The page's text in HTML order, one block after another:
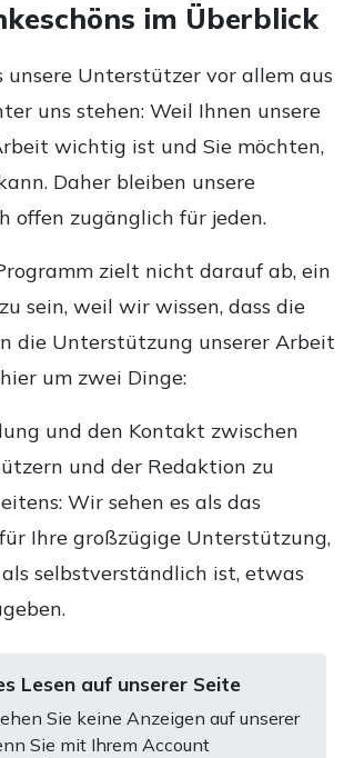
im Überblick
unsere Unterstützer vor allem aus
uns stehen: Weil Ihnen unsere
wichtig ist und Sie möchten,
Daher bleiben unsere
offen zugänglich für jeden.
zielt nicht darauf ab, ein
sein, weil wir wissen, dass die
die Unterstützung unserer Arbeit
um zwei Dinge:
und den Kontakt zwischen
und der Redaktion zu
Wir sehen es als das
Ihre großzügige Unterstützung,
selbstverständlich ist, etwas
Lesen auf unserer Seite
Sie keine Anzeigen auf unserer
Sie mit Ihrem Account